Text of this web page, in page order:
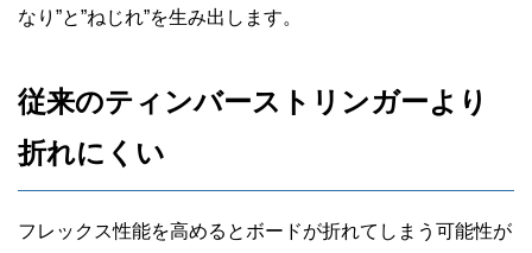
なり”と”ねじれ”を生み出します。
従来のティンバーストリンガーより
折れにくい
フレックス性能を高めるとボードが折れてしまう可能性が